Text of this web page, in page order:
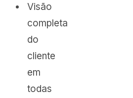
Visão
completa
do
cliente
em
todas